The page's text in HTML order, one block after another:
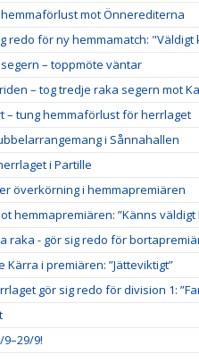
mot Önnerediterna
redo för ny hemmamatch: "Väldigt
– toppmöte väntar
– tog tredje raka segern mot
– tung hemmaförlust för herrlaget
i Sånnahallen
i Partille
överkörning i hemmapremiären
hemmapremiären: ”Känns väldigt
raka - gör sig redo för
i premiären: ”Jätteviktigt”
gör sig redo för division 1:
9–29/9!